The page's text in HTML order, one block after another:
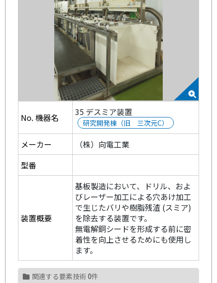
No. 機器名 35 デスミア装置
研究開発棟（旧 三次元C）
メーカー
（株）向電工業
型番
装置概要
基板製造において、ドリル、およ
びレーザー加工による穴あけ加工
で生じたバリや樹脂残渣 (スミア)
を除去する装置です。
無電解銅シードを形成する前に密
着性を向上させるためにも使用し
ます。
関連する要素技術0件